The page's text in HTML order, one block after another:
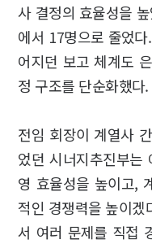
사 결정의 효율성을
에서 17명으로 줄었
어지던 보고 체계도
정 구조를 단순화했다.
전임 회장이 계열사
었던 시너지추진부는
영 효율성을 높이고,
적인 경쟁력을 높이겠
서 여러 문제를 직접